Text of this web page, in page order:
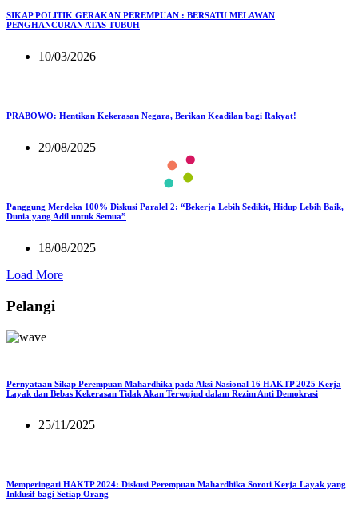
SIKAP POLITIK GERAKAN PEREMPUAN : BERSATU MELAWAN
PENGHANCURAN ATAS TUBUH
10/03/2026
PRABOWO: Hentikan Kekerasan Negara, Berikan Keadilan bagi Rakyat!
29/08/2025
Panggung Merdeka 100% Diskusi Paralel 2: “Bekerja Lebih Sedikit, Hidup Lebih Baik,
Dunia yang Adil untuk Semua”
18/08/2025
Load More
Pelangi
Pernyataan Sikap Perempuan Mahardhika pada Aksi Nasional 16 HAKTP 2025 Kerja
Layak dan Bebas Kekerasan Tidak Akan Terwujud dalam Rezim Anti Demokrasi
25/11/2025
Memperingati HAKTP 2024: Diskusi Perempuan Mahardhika Soroti Kerja Layak yang
Inklusif bagi Setiap Orang